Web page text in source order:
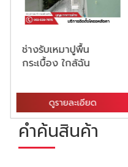
ช่างรับเหมาปูพื้น
กระเบื้อง ใกล้ฉัน
ดูรายละเอียด
คำค้นสินค้า